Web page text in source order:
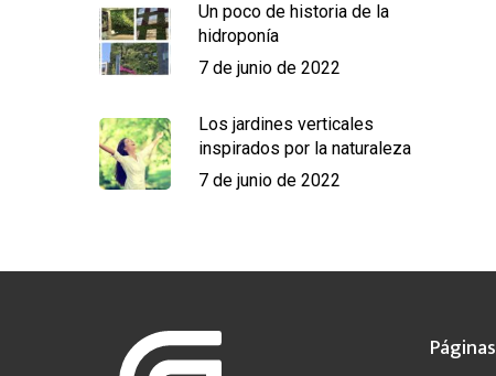
Un poco de historia de la
hidroponía
7 de junio de 2022
Los jardines verticales
inspirados por la naturaleza
7 de junio de 2022
Páginas